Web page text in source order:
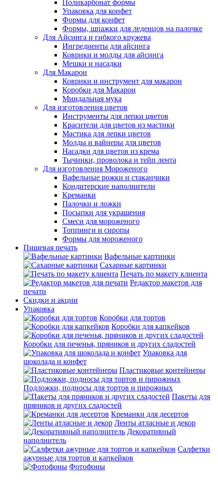
Поликарбонат формы
Упаковка для конфет
Формы для конфет
Формы, шпажки для леденцов на палочке
Для Айсинга и гибкого кружева
Ингредиенты для айсинга
Коврики и молды для айсинга
Мешки и насадки
Для Макарон
Коврики и инструмент для макарон
Коробки для Макарон
Миндальная мука
Для изготовления цветов
Инструменты для лепки цветов
Красители для цветов из мастики
Мастика для лепки цветов
Молды и вайнеры для цветов
Насадки для цветов из крема
Тычинки, проволока и тейп лента
Для изготовления Мороженого
Вафельные рожки и стаканчики
Кондитерские наполнители
Креманки
Палочки и ложки
Посыпки для украшения
Смеси для мороженого
Топпинги и сиропы
Формы для мороженого
Пищевая печать
Вафельные картинки
Сахарные картинки
Печать по макету клиента
Редактор макетов для
печати
Скидки и акции
Упаковка
Коробки для тортов
Коробки для капкейков
Коробки для печенья, пряников и других сладостей
Упаковка для
шоколада и конфет
Пластиковые контейнеры
Подложки, подносы для тортов и пирожных
Пакеты для
пряников и других сладостей
Креманки для десертов
Ленты атласные и декор
Декоративный
наполнитель
Салфетки
ажурные для тортов и капкейков
Фотофоны